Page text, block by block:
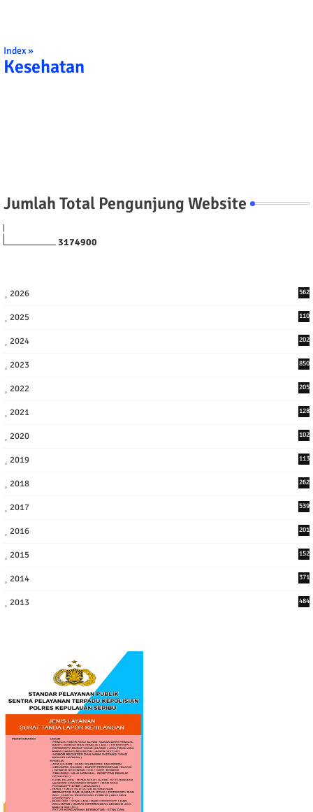
Index »
Kesehatan
Jumlah Total Pengunjung Website
3174900
2026 562
2025
110
2024
202
2023 850
2022
205
2021
128
2020
102
2019
113
2018
262
2017
539
2016
201
2015 152
2014 371
2013 484